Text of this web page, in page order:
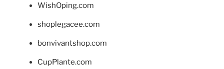
WishOping.com
shoplegacee.com
bonvivantshop.com
CupPlante.com